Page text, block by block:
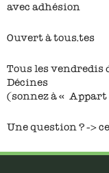
avec adhésion
Ouvert à tous.tes
Tous les vendredis
Décines
(sonnez à «
Une question ? ->